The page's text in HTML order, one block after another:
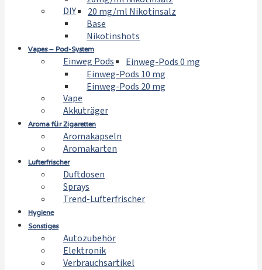
DIY
20 mg/ml Nikotinsalz
Base
Nikotinshots
Vapes – Pod-System
Einweg Pods
Einweg-Pods 0 mg
Einweg-Pods 10 mg
Einweg-Pods 20 mg
Vape
Akkuträger
Aroma für Zigaretten
Aromakapseln
Aromakarten
Lufterfrischer
Duftdosen
Sprays
Trend-Lufterfrischer
Hygiene
Sonstiges
Autozubehör
Elektronik
Verbrauchsartikel